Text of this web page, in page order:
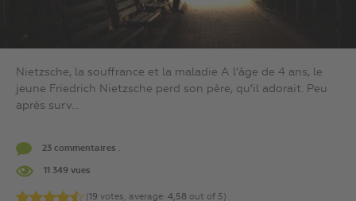
Nietzsche, la souffrance et la maladie A l’âge de 4 ans, le
jeune Friedrich Nietzsche perd son père, qu’il adorait. Peu
après surv...
23 commentaires .
11 349 vues
(19 votes, average: 4,58 out of 5)